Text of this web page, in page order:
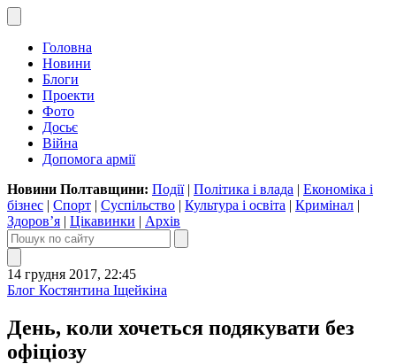
Головна
Новини
Блоги
Проекти
Фото
Досьє
Війна
Допомога армії
Новини Полтавщини: Події| Політика і влада | Економіка і
бізнес | Спорт | Суспільство | Культура і освіта | Кримінал |
Здоров’я | Цікавинки | Архів
14 грудня 2017, 22:45
Блог Костянтина Іщейкіна
День, коли хочеться подякувати без
офіціозу